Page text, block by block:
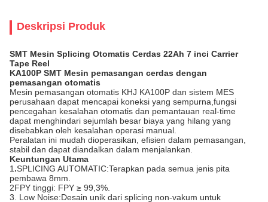
Deskripsi Produk
SMT Mesin Splicing Otomatis Cerdas 22Ah 7 inci Carrier
Tape Reel
KA100P SMT Mesin pemasangan cerdas dengan
pemasangan otomatis
Mesin pemasangan otomatis KHJ KA100P dan sistem MES
perusahaan dapat mencapai koneksi yang sempurna,fungsi
pencegahan kesalahan otomatis dan pemantauan real-time
dapat menghindari sejumlah besar biaya yang hilang yang
disebabkan oleh kesalahan operasi manual.
Peralatan ini mudah dioperasikan, efisien dalam pemasangan,
stabil dan dapat diandalkan dalam menjalankan.
Keuntungan Utama
1 .SPLICING AUTOMATIC:Terapkan pada semua jenis pita
pembawa 8mm.
2FPY tinggi: FPY ≥ 99,3%.
3. Low Noise:Desain unik dari splicing non-vakum untuk